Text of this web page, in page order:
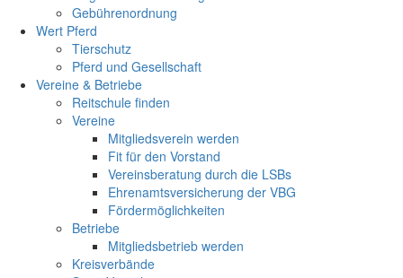
Gebührenordnung
Wert Pferd
Tierschutz
Pferd und Gesellschaft
Vereine & Betriebe
Reitschule finden
Vereine
Mitgliedsverein werden
Fit für den Vorstand
Vereinsberatung durch die LSBs
Ehrenamtsversicherung der VBG
Fördermöglichkeiten
Betriebe
Mitgliedsbetrieb werden
Kreisverbände